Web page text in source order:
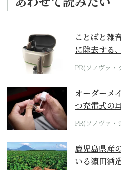
ことばと雑
に除去する
位モデル
PR(ソノヴァ・
オーダーメ
つ充電式の
PR(ソノヴァ・
鹿児島県産
いる濵田酒